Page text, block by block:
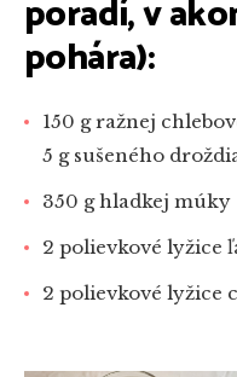
poradí, v
pohára):
150 g ražnej
5 g sušeného
350 g hladkej múky
2 polievkové lyžice
2 polievkové lyžice